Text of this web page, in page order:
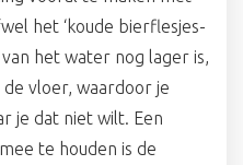
het ‘koude bierflesjes-
het water nog lager is,
vloer, waardoor je
je dat niet wilt. Een
te houden is de